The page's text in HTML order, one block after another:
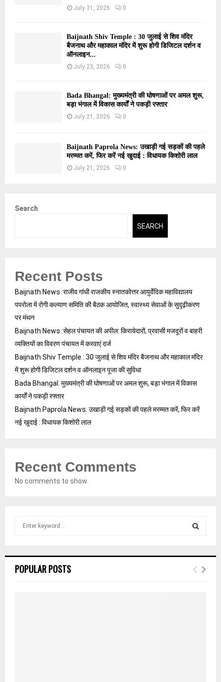
July 31, 2026 0
Baijnath Shiv Temple : 30 जुलाई से शिव मंदिर
बैजनाथ और महाकाल मंदिर में शुरू होगी डिजिटल दर्शन व
ऑनलाइन...
July 23, 2026 0
Bada Bhangal: मुख्यमंत्री की घोषणाओं पर अमल शुरू,
बड़ा भंगाल में विकास कार्यों ने पकड़ी रफ्तार
July 21, 2026 0
Baijnath Paprola News: उखाड़ी गई सड़कों की पहले
मरम्मत करें, फिर करें नई खुदाई : विधायक किशोरी लाल
July 21, 2026 0
Search
SEARCH
Recent Posts
Baijnath News :राजीव गांधी राजकीय स्नातकोत्तर आयुर्वेदिक महाविद्यालय
पपरोला में रोगी कल्याण समिति की बैठक आयोजित, स्वास्थ्य सेवाओं के सुदृढ़ीकरण
पर मंथन
Baijnath News :सेहल पंचायत की अपील: किरायेदारों, प्रवासी मजदूरों व बाहरी
व्यक्तियों का विवरण पंचायत में करवाएं दर्ज
Baijnath Shiv Temple : 30 जुलाई से शिव मंदिर बैजनाथ और महाकाल मंदिर
में शुरू होगी डिजिटल दर्शन व ऑनलाइन पूजा की सुविधा
Bada Bhangal: मुख्यमंत्री की घोषणाओं पर अमल शुरू, बड़ा भंगाल में विकास
कार्यों ने पकड़ी रफ्तार
Baijnath Paprola News: उखाड़ी गई सड़कों की पहले मरम्मत करें, फिर करें
नई खुदाई : विधायक किशोरी लाल
Recent Comments
No comments to show.
h
E
POPULAR POSTS